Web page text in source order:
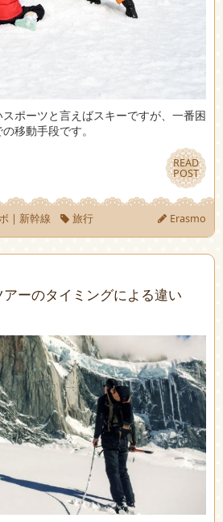
ポーツと言えばスキーですが、一番困
移動手段です。
READ
POST
READ
POST
| 新幹線 旅行 Erasmo
ーのタイミングによる違い